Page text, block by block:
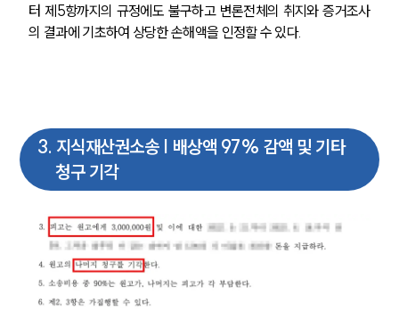
터 제5항까지의 규정에도 불구하고 변론전체의 취지와 증거조사
의 결과에 기초하여 상당한 손해액을 인정할 수 있다.
3. 지식재산권소송 | 배상액 97% 감액 및 기타
청구 기각